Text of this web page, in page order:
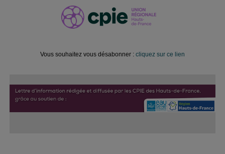
Vous souhaitez vous désabonner : cliquez sur ce lien